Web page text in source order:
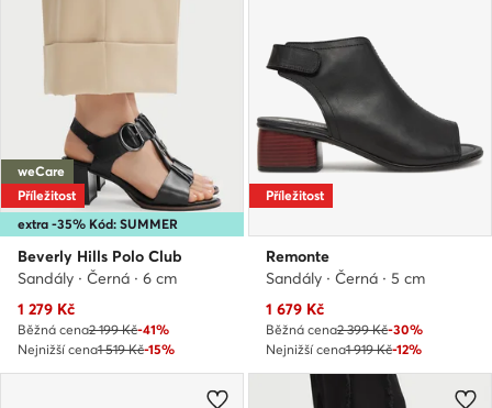
extra -35% Kód: SUMMER
weCare
Příležitost
Beverly Hills Polo Club
Sandály · Černá · 6 cm
Aktuální cena
1 279 Kč
Běžná cena2 199 Kč-41%
Nejnižší cena1 519 Kč-15%
Příležitost
Remonte
Sandály · Černá · 5 cm
Aktuální cena
1 679 Kč
Běžná cena2 399 Kč-30%
Nejnižší cena1 919 Kč-12%